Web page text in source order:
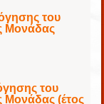
του
Μονάδας
του
Μονάδας (έτος